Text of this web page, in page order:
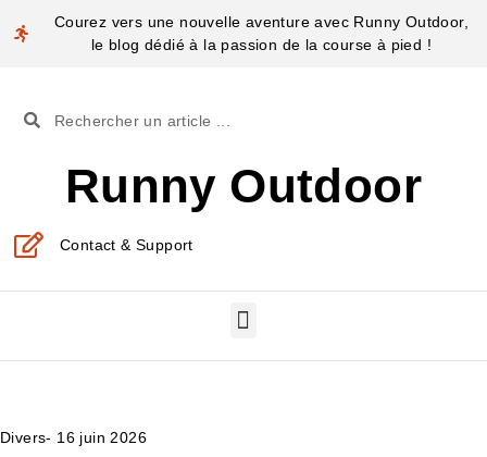
Courez vers une nouvelle aventure avec Runny Outdoor,
le blog dédié à la passion de la course à pied !
Runny Outdoor
Contact & Support
Divers- 16 juin 2026